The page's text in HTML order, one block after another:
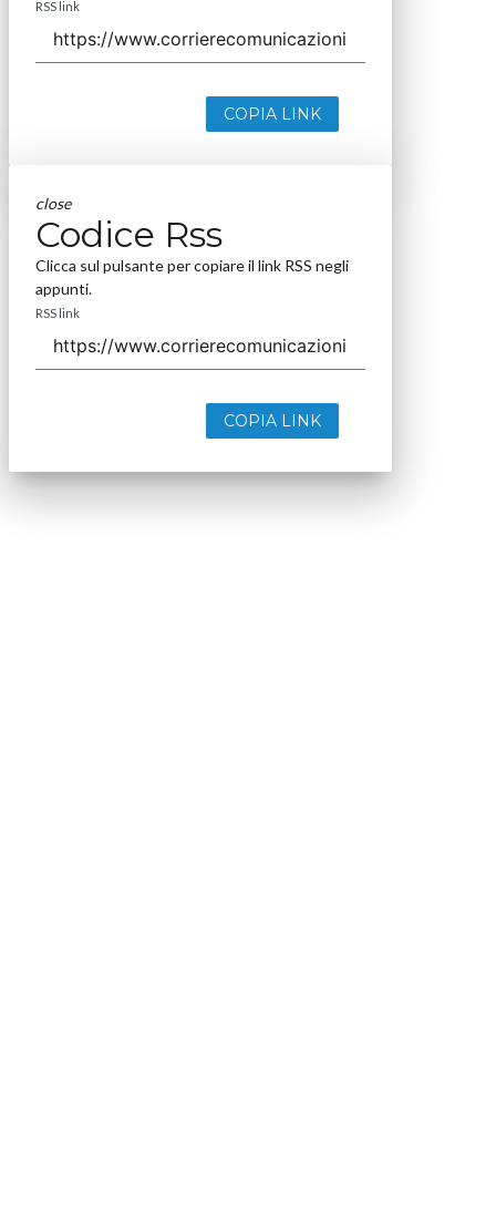
RSS link
COPIA LINK
close
Codice Rss
Clicca sul pulsante per copiare il link RSS negli
appunti.
RSS link
COPIA LINK